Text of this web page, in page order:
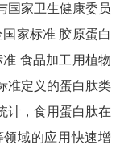
国家卫生健康委员
国家标准 胶原蛋白
准 食品加工用植物
准定义的蛋白肽类
计，食用蛋白肽在
域的应用快速增